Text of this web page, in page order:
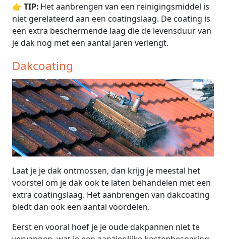
👉TIP: Het aanbrengen van een reinigingsmiddel is
niet gerelateerd aan een coatingslaag. De coating is
een extra beschermende laag die de levensduur van
je dak nog met een aantal jaren verlengt.
Dakcoating
Laat je je dak ontmossen, dan krijg je meestal het
voorstel om je dak ook te laten behandelen met een
extra coatingslaag. Het aanbrengen van dakcoating
biedt dan ook een aantal voordelen.
Eerst en vooral hoef je je oude dakpannen niet te